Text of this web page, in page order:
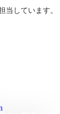
当しています。